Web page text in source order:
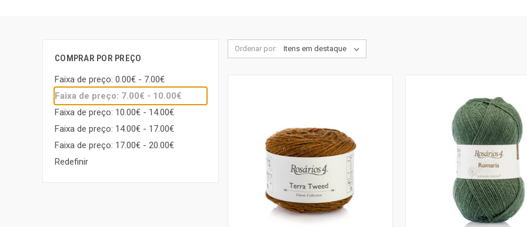
COMPRAR POR PREÇO
Faixa de preço: 0.00€ - 7.00€
Faixa de preço: 7.00€ - 10.00€
Faixa de preço: 10.00€ - 14.00€
Faixa de preço: 14.00€ - 17.00€
Faixa de preço: 17.00€ - 20.00€
Redefinir
Ordenar por: